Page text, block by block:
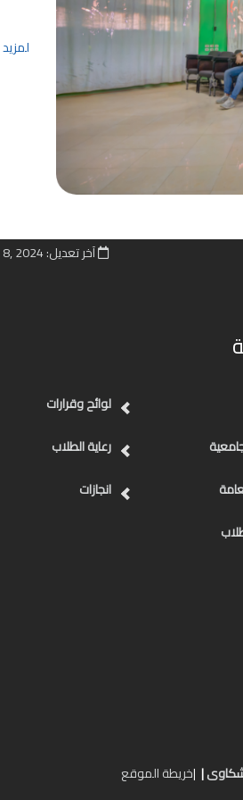
آخر تعديل: May 8, 2024
لوائح وقرارات
رعاية الطلاب
انجازات
|
|خريطة الموقع